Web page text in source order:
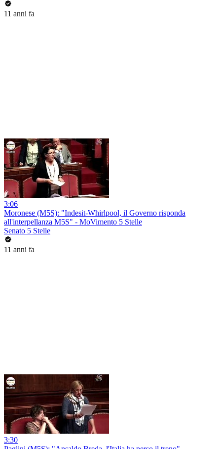
11 anni fa
3:06
Moronese (M5S): "Indesit-Whirlpool, il Governo risponda
all'interpellanza M5S" - MoVimento 5 Stelle
Senato 5 Stelle
11 anni fa
3:30